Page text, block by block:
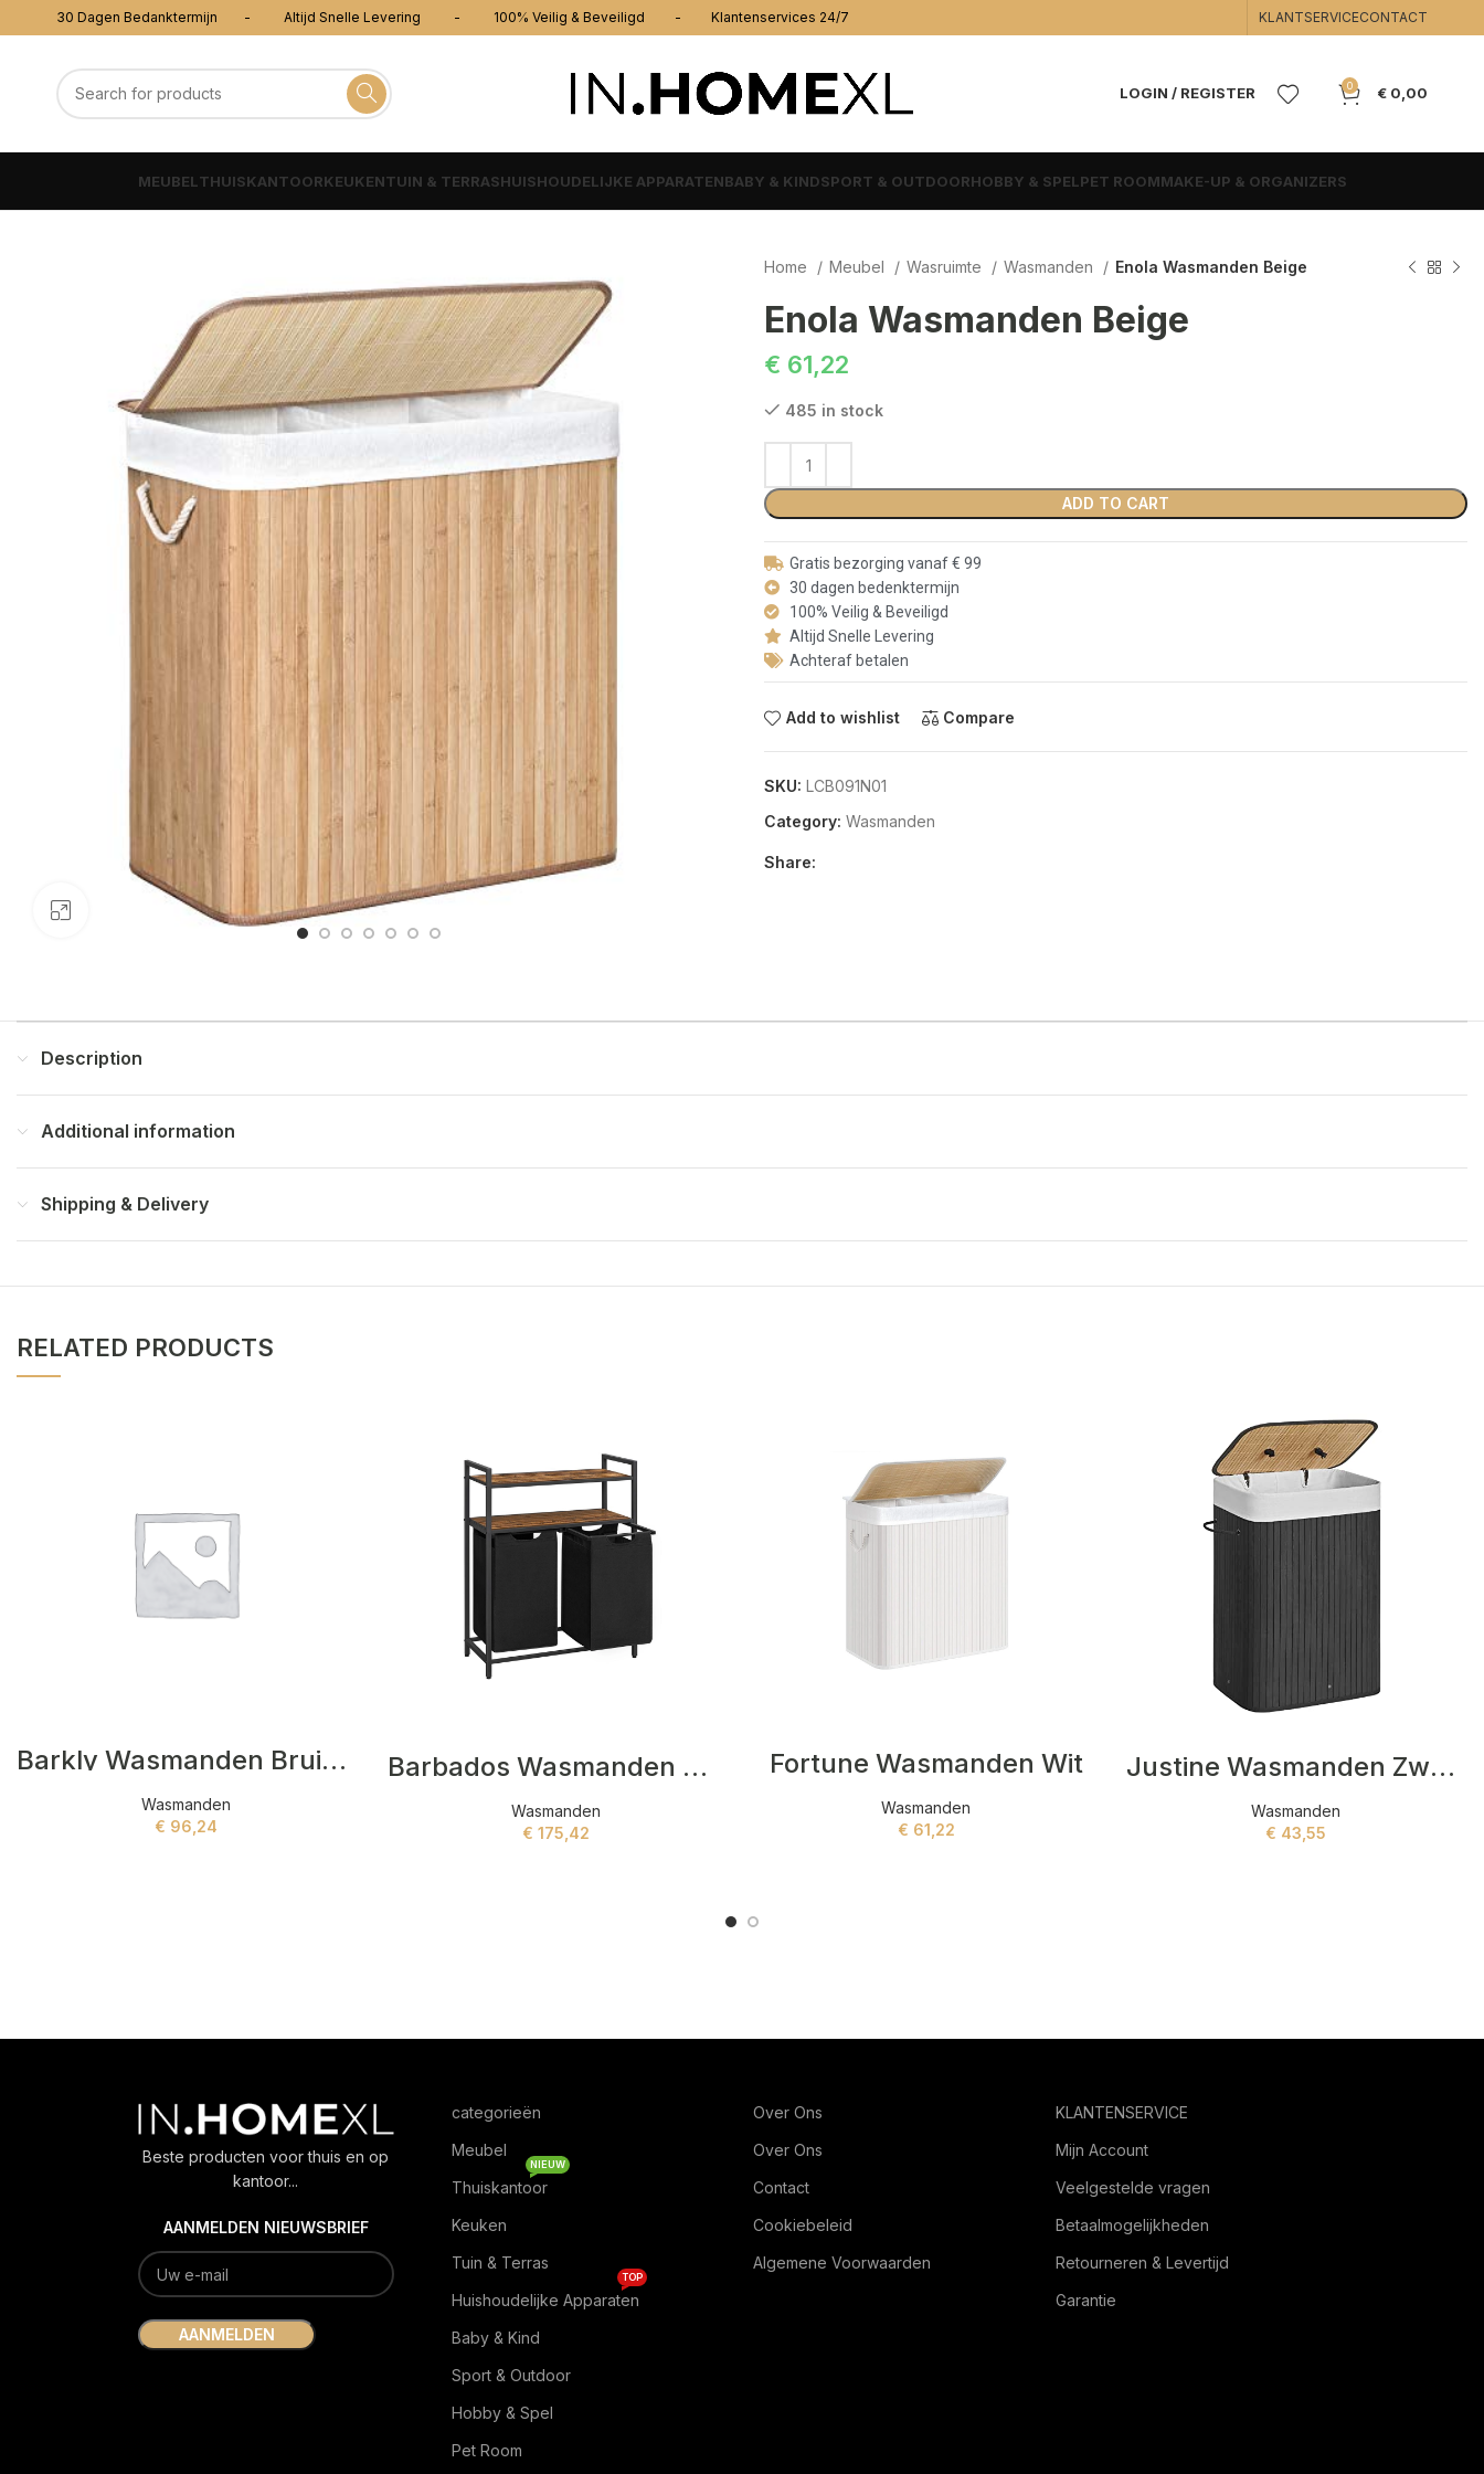
30 Dagen Bedanktermijn - Altijd Snelle Levering - 100% Veilig & Beveiligd - Klantenservices 24/7 KLANTSERVICECONTACT
LOGIN / REGISTER 0 € 0,00
MEUBEL THUISKANTOORKEUKENTUIN & TERRASHUISHOUDELIJKE APPARATENBABY & KINDSPORT & OUTDOORHOBBY & SPEL PET ROOMMAKE-UP & ORGANIZERS
Click to enlarge
Home Meubel Wasruimte Wasmanden Enola Wasmanden Beige
Enola Wasmanden Beige
€ 61,22
485 in stock
ADD TO CART
Gratis bezorging vanaf € 99
30 dagen bedenktermijn
100% Veilig & Beveiligd
Altijd Snelle Levering
Achteraf betalen
Add to wishlist Compare
SKU: LCB091N01
Category: Wasmanden
Share:
Description
Additional information
Shipping & Delivery
RELATED PRODUCTS
Barkly Wasmanden Bruin,Zwart
Wasmanden
€ 96,24
Barbados Wasmanden Bruin,Zwart
Wasmanden
€ 175,42
Fortune Wasmanden Wit
Wasmanden
€ 61,22
Justine Wasmanden Zwart
Wasmanden
€ 43,55
Beste producten voor thuis en op
kantoor...
AANMELDEN NIEUWSBRIEF
categorieën
Meubel
Thuiskantoor
NIEUW
Keuken
Tuin & Terras
Huishoudelijke Apparaten
TOP
Baby & Kind
Sport & Outdoor
Hobby & Spel
Pet Room
Over Ons
Over Ons
Contact
Cookiebeleid
Algemene Voorwaarden
KLANTENSERVICE
Mijn Account
Veelgestelde vragen
Betaalmogelijkheden
Retourneren & Levertijd
Garantie